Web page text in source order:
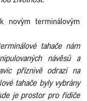
novým terminálovým
tahače nám
návěsů a
příznivě odrazí na
tahače byly vybrány
je prostor pro řidiče